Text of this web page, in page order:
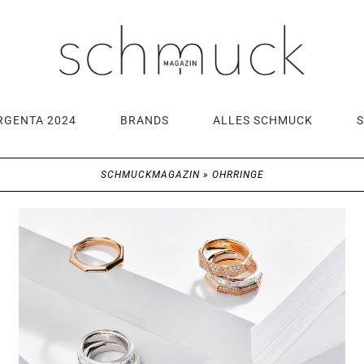
2024 BRANDS ALLES SCHMUCK
SCHMUCKMAGAZIN» OHRRINGE